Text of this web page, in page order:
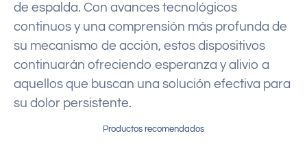
de espalda. Con avances tecnológicos
continuos y una comprensión más profunda de
su mecanismo de acción, estos dispositivos
continuarán ofreciendo esperanza y alivio a
aquellos que buscan una solución efectiva para
su dolor persistente.
Productos recomendados